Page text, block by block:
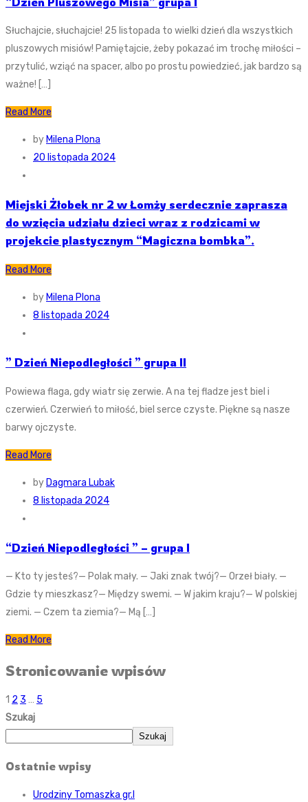
Słuchajcie, słuchajcie! 25 listopada to wielki dzień dla wszystkich
pluszowych misiów! Pamiętajcie, żeby pokazać im trochę miłości –
przytulić, wziąć na spacer, albo po prostu powiedzieć, jak bardzo są
ważne! […]
Read More
by Milena Plona
20 listopada 2024
Miejski Żłobek nr 2 w Łomży serdecznie zaprasza
do wzięcia udziału dzieci wraz z rodzicami w
projekcie plastycznym “Magiczna bombka”.
Read More
by Milena Plona
8 listopada 2024
” Dzień Niepodległości ” grupa II
Powiewa flaga, gdy wiatr się zerwie. A na tej fladze jest biel i
czerwień. Czerwień to miłość, biel serce czyste. Piękne są nasze
barwy ojczyste.
Read More
by Dagmara Lubak
8 listopada 2024
“Dzień Niepodległości ” – grupa I
— Kto ty jesteś?— Polak mały. — Jaki znak twój?— Orzeł biały. —
Gdzie ty mieszkasz?— Między swemi. — W jakim kraju?— W polskiej
ziemi. — Czem ta ziemia?— Mą […]
Read More
Stronicowanie wpisów
1 2 3 … 5
Szukaj
Szukaj
Ostatnie wpisy
Urodziny Tomaszka gr.I